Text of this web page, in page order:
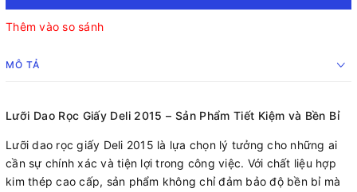
Thêm vào so sánh
MÔ TẢ
Lưỡi Dao Rọc Giấy Deli 2015 – Sản Phẩm Tiết Kiệm và Bền Bỉ
Lưỡi dao rọc giấy Deli 2015 là lựa chọn lý tưởng cho những ai
cần sự chính xác và tiện lợi trong công việc. Với chất liệu hợp
kim thép cao cấp, sản phẩm không chỉ đảm bảo độ bền bỉ mà